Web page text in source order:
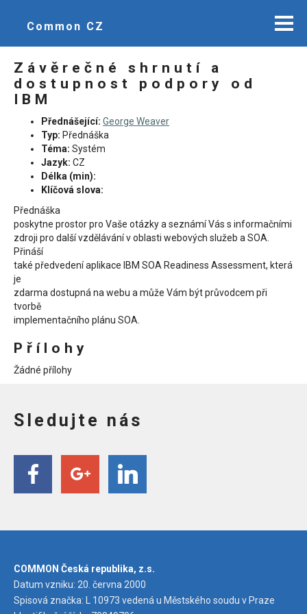
Common CZ
Závěrečné shrnutí a
dostupnost podpory od
IBM
Přednášející: George Weaver
Typ: Přednáška
Téma: Systém
Jazyk: CZ
Délka (min):
Klíčová slova:
Přednáška
poskytne prostor pro Vaše otázky a seznámí Vás s informačními
zdroji pro další vzdělávání v oblasti webových služeb a SOA.
Přináší
také předvedení aplikace IBM SOA Readiness Assessment, která
je
zdarma dostupná na webu a může Vám být průvodcem při
tvorbě
implementačního plánu SOA.
Přílohy
Žádné přílohy
Sledujte nás
COMMON Česká republika, z.s.
Datum vzniku: 20. června 2000
Spisová značka: L 10973 vedená u Městského soudu v Praze